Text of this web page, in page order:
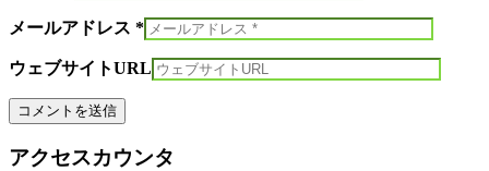
メールアドレス *
ウェブサイトURL
アクセスカウンタ